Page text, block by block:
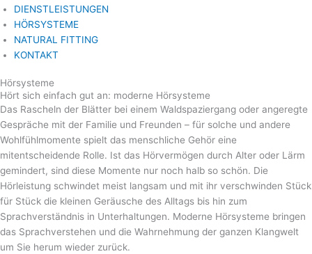
DIENSTLEISTUNGEN
HÖRSYSTEME
NATURAL FITTING
KONTAKT
Hörsysteme
Hört sich einfach gut an: moderne Hörsysteme
Das Rascheln der Blätter bei einem Waldspaziergang oder angeregte
Gespräche mit der Familie und Freunden – für solche und andere
Wohlfühlmomente spielt das menschliche Gehör eine
mitentscheidende Rolle. Ist das Hörvermögen durch Alter oder Lärm
gemindert, sind diese Momente nur noch halb so schön. Die
Hörleistung schwindet meist langsam und mit ihr verschwinden Stück
für Stück die kleinen Geräusche des Alltags bis hin zum
Sprachverständnis in Unterhaltungen. Moderne Hörsysteme bringen
das Sprachverstehen und die Wahrnehmung der ganzen Klangwelt
um Sie herum wieder zurück.